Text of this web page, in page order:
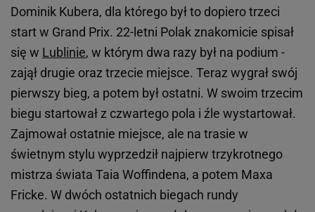
Dominik Kubera, dla którego był to dopiero trzeci
start w Grand Prix. 22-letni Polak znakomicie spisał
się w Lublinie, w którym dwa razy był na podium -
zajął drugie oraz trzecie miejsce. Teraz wygrał swój
pierwszy bieg, a potem był ostatni. W swoim trzecim
biegu startował z czwartego pola i źle wystartował.
Zajmował ostatnie miejsce, ale na trasie w
świetnym stylu wyprzedził najpierw trzykrotnego
mistrza świata Taia Woffindena, a potem Maxa
Fricke. W dwóch ostatnich biegach rundy